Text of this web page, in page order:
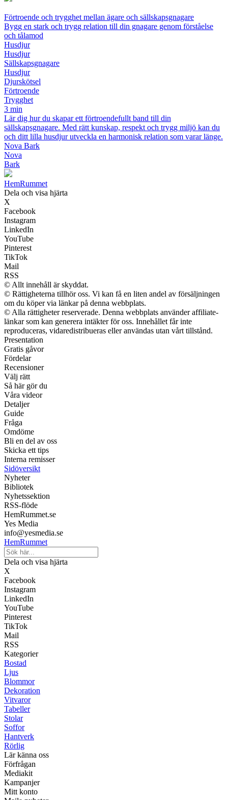
Förtroende och trygghet mellan ägare och sällskapsgnagare
Bygg en stark och trygg relation till din gnagare genom förståelse
och tålamod
Husdjur
Husdjur
Sällskapsgnagare
Husdjur
Djurskötsel
Förtroende
Trygghet
3 min
Lär dig hur du skapar ett förtroendefullt band till din
sällskapsgnagare. Med rätt kunskap, respekt och trygg miljö kan du
och ditt lilla husdjur utveckla en harmonisk relation som varar länge.
Nova Bark
Nova
Bark
HemRummet
Dela och visa hjärta
X
Facebook
Instagram
LinkedIn
YouTube
Pinterest
TikTok
Mail
RSS
© Allt innehåll är skyddat.
© Rättigheterna tillhör oss. Vi kan få en liten andel av försäljningen
om du köper via länkar på denna webbplats.
© Alla rättigheter reserverade. Denna webbplats använder affiliate-
länkar som kan generera intäkter för oss. Innehållet får inte
reproduceras, vidaredistribueras eller användas utan vårt tillstånd.
Presentation
Gratis gåvor
Fördelar
Recensioner
Välj rätt
Så här gör du
Våra videor
Detaljer
Guide
Fråga
Omdöme
Bli en del av oss
Skicka ett tips
Interna remisser
Sidöversikt
Nyheter
Bibliotek
Nyhetssektion
RSS-flöde
HemRummet.se
Yes Media
info@yesmedia.se
HemRummet
Dela och visa hjärta
X
Facebook
Instagram
LinkedIn
YouTube
Pinterest
TikTok
Mail
RSS
Kategorier
Bostad
Ljus
Blommor
Dekoration
Vitvaror
Tabeller
Stolar
Soffor
Hantverk
Rörlig
Lär känna oss
Förfrågan
Mediakit
Kampanjer
Mitt konto